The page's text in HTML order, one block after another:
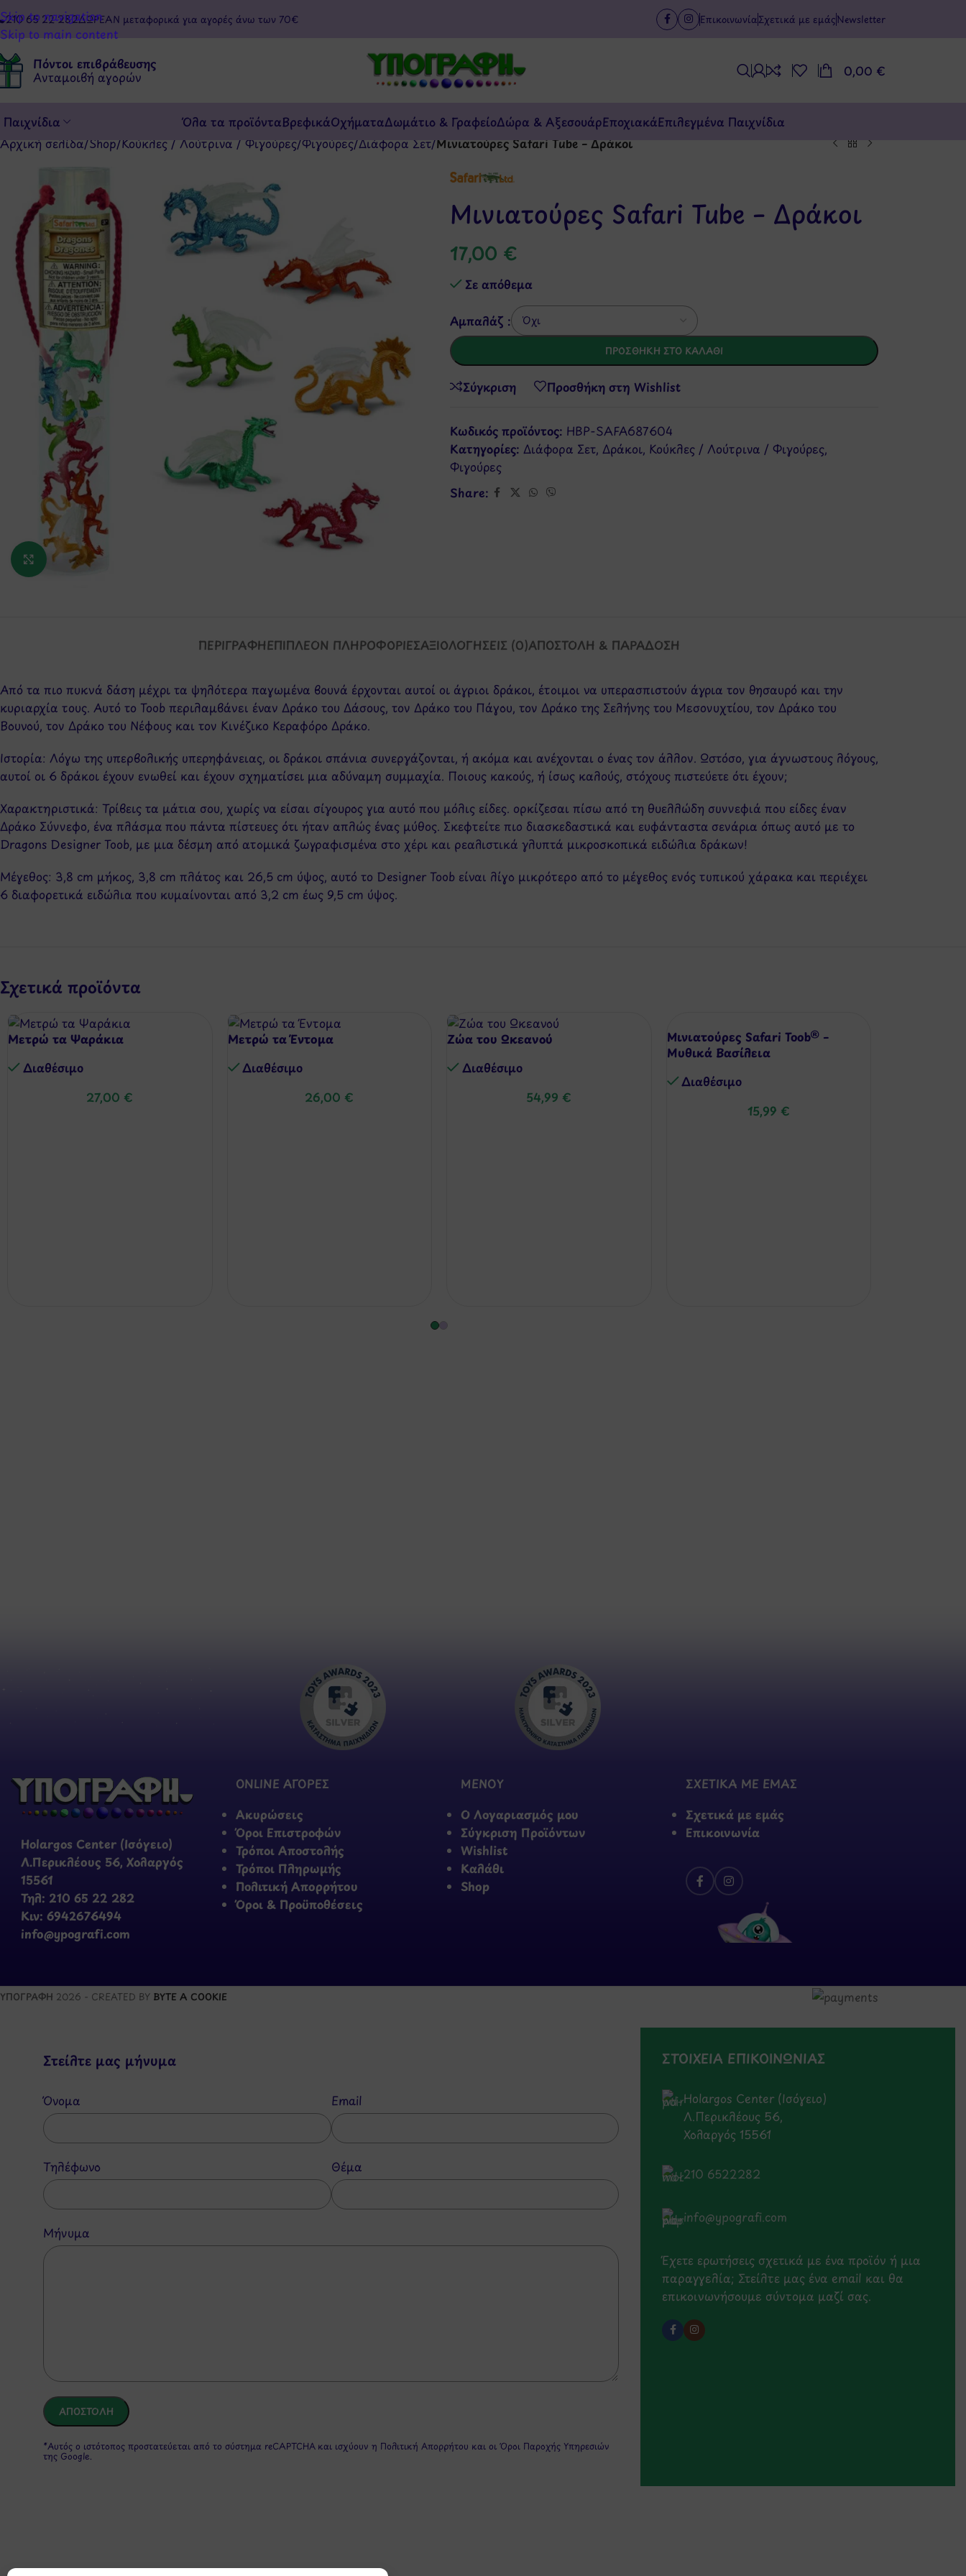
Skip to navigation
Skip to main content
210 65 22 282ΔΩΡΕΑΝ μεταφορικά για αγορές άνω των 70€ Επικοινωνία Σχετικά με εμάςNewsletter
Πόντοι επιβράβευσης
Ανταμοιβή αγορών 0,00 €
Παιχνίδια Όλα τα προϊόνταΒρεφικάΟχήματαΔωμάτιο & ΓραφείοΔώρα & ΑξεσουάρΕποχιακάΕπιλεγμένα Παιχνίδια
Αρχική σελίδα/Shop/Κούκλες / Λούτρινα / Φιγούρες/Φιγούρες/Διάφορα Σετ/Μινιατούρες Safari Tube – Δράκοι
Κάντε κλικ για μεγέθυνση
Μινιατούρες Safari Tube – Δράκοι
17,00 €
Σε απόθεμα
Αμπαλάζ :
ΠΡΟΣΘΉΚΗ ΣΤΟ ΚΑΛΆΘΙ
Σύγκριση Προσθήκη στη Wishlist
Κωδικός προϊόντος: HBP-SAFA687604
Κατηγορίες: Διάφορα Σετ, Δράκοι, Κούκλες / Λούτρινα / Φιγούρες,
Φιγούρες
Share:
ΠΕΡΙΓΡΑΦΉΕΠΙΠΛΈΟΝ ΠΛΗΡΟΦΟΡΊΕΣΑΞΙΟΛΟΓΉΣΕΙΣ (0)ΑΠΟΣΤΟΛΉ & ΠΑΡΆΔΟΣΗ
Από τα πιο πυκνά δάση μέχρι τα ψηλότερα παγωμένα βουνά έρχονται αυτοί οι άγριοι δράκοι, έτοιμοι να υπερασπιστούν άγρια τον θησαυρό και την
κυριαρχία τους. Αυτό το Toob περιλαμβάνει έναν Δράκο του Δάσους, τον Δράκο του Πάγου, τον Δράκο της Σελήνης του Μεσονυχτίου, τον Δράκο του
Βουνού, τον Δράκο του Νέφους και τον Κινέζικο Κεραφόρο Δράκο.
Ιστορία: Λόγω της υπερβολικής υπερηφάνειας, οι δράκοι σπάνια συνεργάζονται, ή ακόμα και ανέχονται ο ένας τον άλλον. Ωστόσο, για άγνωστους λόγους,
αυτοί οι 6 δράκοι έχουν ενωθεί και έχουν σχηματίσει μια αδύναμη συμμαχία. Ποιους κακούς, ή ίσως καλούς, στόχους πιστεύετε ότι έχουν;
Χαρακτηριστικά: Τρίβεις τα μάτια σου, χωρίς να είσαι σίγουρος για αυτό που μόλις είδες. ορκίζεσαι πίσω από τη θυελλώδη συννεφιά που είδες έναν
Δράκο Σύννεφο, ένα πλάσμα που πάντα πίστευες ότι ήταν απλώς ένας μύθος. Σκεφτείτε πιο διασκεδαστικά και ευφάνταστα σενάρια όπως αυτό με το
Dragons Designer Toob, με μια δέσμη από ατομικά ζωγραφισμένα στο χέρι και ρεαλιστικά γλυπτά μικροσκοπικά ειδώλια δράκων!
Μέγεθος: 3,8 cm μήκος, 3,8 cm πλάτος και 26,5 cm ύψος, αυτό το Designer Toob είναι λίγο μικρότερο από το μέγεθος ενός τυπικού χάρακα και περιέχει
6 διαφορετικά ειδώλια που κυμαίνονται από 3,2 cm έως 9,5 cm ύψος.
Σχετικά προϊόντα
Μετρώ τα Ψαράκια
Διαθέσιμo
27,00€
Μετρώ τα Έντομα
Διαθέσιμo
26,00€
Ζώα του Ωκεανού
Διαθέσιμo
54,99€
Μινιατούρες Safari Toob® –
Μυθικά Βασίλεια
Διαθέσιμo
15,99 €
Holargos Center (Ισόγειο)
Λ.Περικλέους 56, Χολαργός
15561
Τηλ: 210 65 22 282
Κιν: 6942676494
info@ypografi.com
ONLINE ΑΓΟΡΕΣ
Ακυρώσεις
Όροι Επιστροφών
Τρόποι Αποστολής
Τρόποι Πληρωμής
Πολιτική Απορρήτου
Όροι & Προϋποθέσεις
ΜΕΝΟΥ
Ο Λογαριασμός μου
Σύγκριση Προϊόντων
Wishlist
Καλάθι
Shop
ΣΧΕΤΙΚΑ ΜΕ ΕΜΑΣ
Σχετικά με εμάς
Επικοινωνία
ΥΠΟΓΡΑΦΗ 2026 - CREATED BY BYTE A COOKIE
Στείλτε μας μήνυμα
Όνομα Email
Τηλέφωνο Θέμα
Μήνυμα
*Αυτός ο ιστότοπος προστατεύεται από το σύστημα reCAPTCHA και ισχύουν η Πολιτική Απορρήτου και οιΌροι Παροχής Υπηρεσιών
της Google.
ΣΤΟΙΧΕΙΑ ΕΠΙΚΟΙΝΩΝΙΑΣ
Holargos Center (Ισόγειο)
Λ.Περικλέους 56,
Χολαργός 15561
210 6522282
info@ypografi.com
Έχετε ερωτήσεις σχετικά με ένα προϊόν ή μια
παραγγελία; Στείλτε μας ένα email και θα
επικοινωνήσουμε σύντομα μαζί σας.